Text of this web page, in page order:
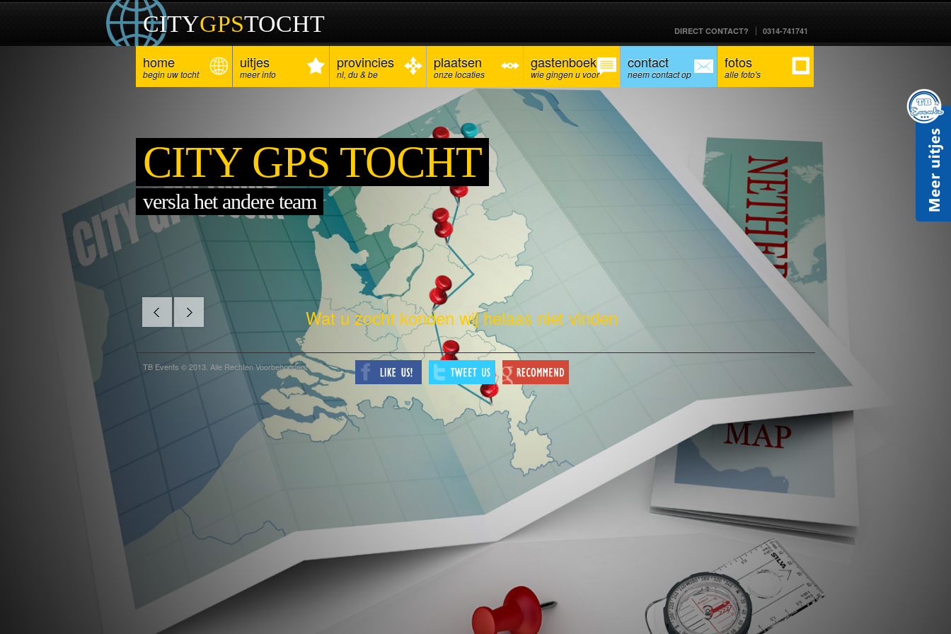
CITYGPSTOCHT DIRECT CONTACT? 0314-741741
home
begin uw tocht
uitjes
meer info
provincies
nl, du & be
plaatsen
onze locaties
gastenboek
wie gingen u voor
contact
neem contact op
fotos
alle foto's
CITY GPS TOCHT
versla het andere team
Wat u zocht konden wij helaas niet vinden
TB Events © 2013. Alle Rechten Voorbehouden.